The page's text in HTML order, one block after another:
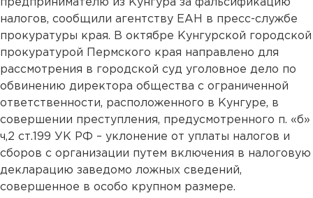
предпринимателю из Кунгура за фальсификацию
налогов, сообщили агентству ЕАН в пресс-службе
прокуратуры края. В октябре Кунгурской городской
прокуратурой Пермского края направлено для
рассмотрения в городской суд уголовное дело по
обвинению директора общества с ограниченной
ответственности, расположенного в Кунгуре, в
совершении преступления, предусмотренного п. «б»
ч,2 ст.199 УК РФ – уклонение от уплаты налогов и
сборов с организации путем включения в налоговую
декларацию заведомо ложных сведений,
совершенное в особо крупном размере.